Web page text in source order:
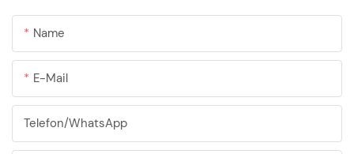
Name
E-Mail
Telefon/WhatsApp